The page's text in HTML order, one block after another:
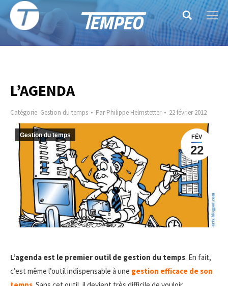
Search:
L’AGENDA
Catégorie Gestion du temps ParPhilippe Helmstetter 22 février 2012
FÉV
22
Gestion du temps
L’agenda est le premier outil de gestion du temps. En fait,
c’est même l’outil indispensable à une gestion efficace de son